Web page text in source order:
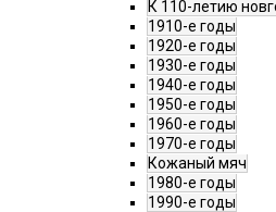
К 110-летию
1910-е годы
1920-е годы
1930-е годы
1940-е годы
1950-е годы
1960-е годы
1970-е годы
Кожаный мяч
1980-е годы
1990-е годы